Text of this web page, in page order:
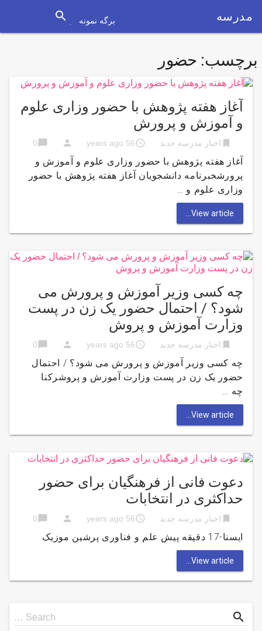
مدرسه برگه نمونه search
برچسب: حضور
آغاز هفته پژوهش با حضور وزاری علوم
و آموزش و پرورش
bookmark اخبار مدرسه جدید access_time
56 years ago
person
chat_bubble
0
آغاز هفته پژوهش با حضور وزاری علوم و آموزش و
پرورشخبرنامه دانشجویان آغاز هفته پژوهش با حضور
وزاری علوم و …
View article...
چه کسی وزیر آموزش و پرورش می
شود؟ / احتمال حضور یک زن در پست
وزارت آموزش و پروش
bookmark اخبار مدرسه جدید access_time
56 years ago
person
chat_bubble
0
چه کسی وزیر آموزش و پرورش می شود؟ / احتمال
حضور یک زن در پست وزارت آموزش و پروشرکنا
چه …
View article...
دعوت فانی از فرهنگیان برای حضور
حداکثری در انتخابات
bookmark اخبار مدرسه جدید access_time
56 years ago
person
0
ایسنا-17 دقیقه پیش علم و فناوری پرشین موزیک
View article...
Search
for
Search … search